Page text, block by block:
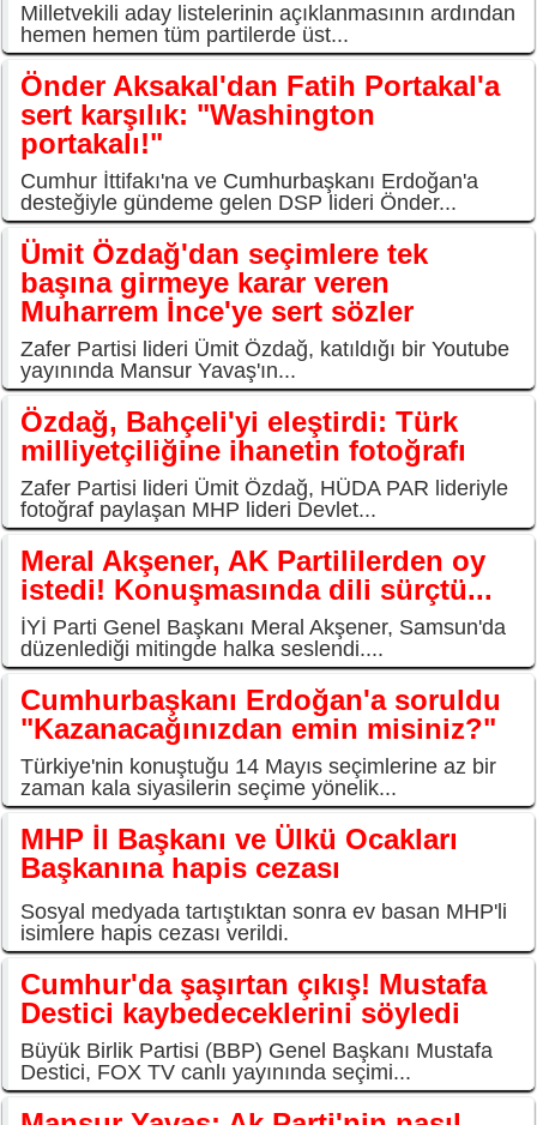
Milletvekili aday listelerinin açıklanmasının ardından
hemen hemen tüm partilerde üst...
Önder Aksakal'dan Fatih Portakal'a
sert karşılık: "Washington
portakalı!"
Cumhur İttifakı'na ve Cumhurbaşkanı Erdoğan'a
desteğiyle gündeme gelen DSP lideri Önder...
Ümit Özdağ'dan seçimlere tek
başına girmeye karar veren
Muharrem İnce'ye sert sözler
Zafer Partisi lideri Ümit Özdağ, katıldığı bir Youtube
yayınında Mansur Yavaş'ın...
Özdağ, Bahçeli'yi eleştirdi: Türk
milliyetçiliğine ihanetin fotoğrafı
Zafer Partisi lideri Ümit Özdağ, HÜDA PAR lideriyle
fotoğraf paylaşan MHP lideri Devlet...
Meral Akşener, AK Partililerden oy
istedi! Konuşmasında dili sürçtü...
İYİ Parti Genel Başkanı Meral Akşener, Samsun'da
düzenlediği mitingde halka seslendi....
Cumhurbaşkanı Erdoğan'a soruldu
"Kazanacağınızdan emin misiniz?"
Türkiye'nin konuştuğu 14 Mayıs seçimlerine az bir
zaman kala siyasilerin seçime yönelik...
MHP İl Başkanı ve Ülkü Ocakları
Başkanına hapis cezası
Sosyal medyada tartıştıktan sonra ev basan MHP'li
isimlere hapis cezası verildi.
Cumhur'da şaşırtan çıkış! Mustafa
Destici kaybedeceklerini söyledi
Büyük Birlik Partisi (BBP) Genel Başkanı Mustafa
Destici, FOX TV canlı yayınında seçimi...